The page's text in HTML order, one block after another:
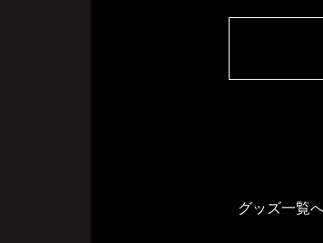
グッズ一覧